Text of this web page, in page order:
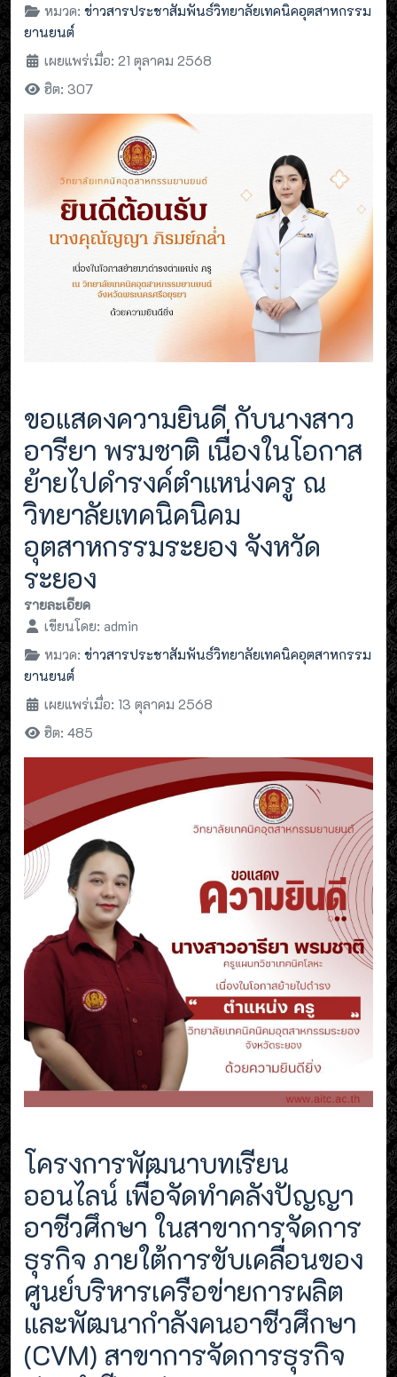
หมวด: ข่าวสารประชาสัมพันธ์วิทยาลัยเทคนิคอุตสาหกรรม
ยานยนต์
เผยแพร่เมื่อ: 21 ตุลาคม 2568
ฮิต: 307
ขอแสดงความยินดี กับนางสาว
อารียา พรมชาติ เนื่องในโอกาส
ย้ายไปดำรงค์ตำแหน่งครู ณ
วิทยาลัยเทคนิคนิคม
อุตสาหกรรมระยอง จังหวัด
ระยอง
รายละเอียด
เขียนโดย: admin
หมวด: ข่าวสารประชาสัมพันธ์วิทยาลัยเทคนิคอุตสาหกรรม
ยานยนต์
เผยแพร่เมื่อ: 13 ตุลาคม 2568
ฮิต: 485
โครงการพัฒนาบทเรียน
ออนไลน์ เพื่อจัดทำคลังปัญญา
อาชีวศึกษา ในสาขาการจัดการ
ธุรกิจ ภายใต้การขับเคลื่อนของ
ศูนย์บริหารเครือข่ายการผลิต
และพัฒนากำลังคนอาชีวศึกษา
(CVM) สาขาการจัดการธุรกิจ